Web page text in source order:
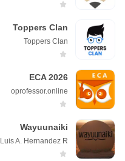
Toppers Clan
Toppers Clan
ECA 2026
oprofessor.online
Wayuunaiki
Luis A. Hernandez R.